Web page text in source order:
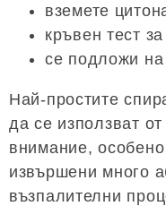
вземете
кръвен тест
се подложи на
Най-простите
да се използват
внимание,
извършени много
възпалителни